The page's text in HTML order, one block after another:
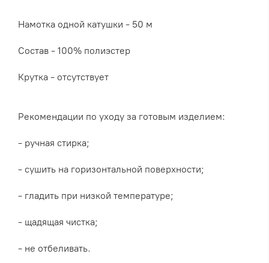
Намотка одной катушки - 50 м
Состав - 100% полиэстер
Крутка - отсутствует
Рекомендации по уходу за готовым изделием:
- ручная стирка;
- сушить на горизонтальной поверхности;
- гладить при низкой температуре;
- щадящая чистка;
- не отбеливать.